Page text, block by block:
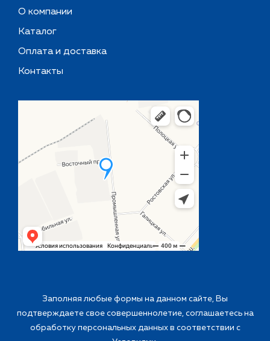
О компании
Каталог
Оплата и доставка
Контакты
Заполняя любые формы на данном сайте, Вы
подтверждаете свое совершеннолетие, соглашаетесь на
обработку персональных данных в соответствии с